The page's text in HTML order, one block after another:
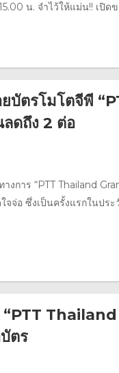
น. จำไว้ให้แม่น!! เปิด
ยบัตรโมโตจีพี
ดถึง 2 ต่อ
งการ “PTT Thailand
จจ่อ ซึ่งเป็นครั้งแรกในปร
“PTT
ตร